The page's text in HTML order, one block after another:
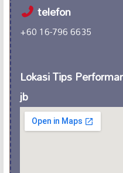
telefon
+60 16-796 6635
Lokasi Tips
jb